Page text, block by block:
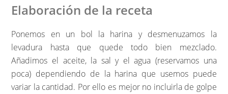
Elaboración de la receta
Ponemos en un bol la harina y desmenuzamos la
levadura hasta que quede todo bien mezclado.
Añadimos el aceite, la sal y el agua (reservamos una
poca) dependiendo de la harina que usemos puede
variar la cantidad. Por ello es mejor no incluirla de golpe